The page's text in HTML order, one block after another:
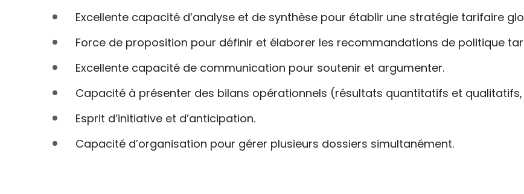
Excellente capacité d’analyse et de synthèse pour établir une stratégie tarifaire
Force de proposition pour définir et élaborer les recommandations de politique
Excellente capacité de communication pour soutenir et argumenter.
Capacité à présenter des bilans opérationnels (résultats quantitatifs et
Esprit d’initiative et d’anticipation.
Capacité d’organisation pour gérer plusieurs dossiers simultanément.